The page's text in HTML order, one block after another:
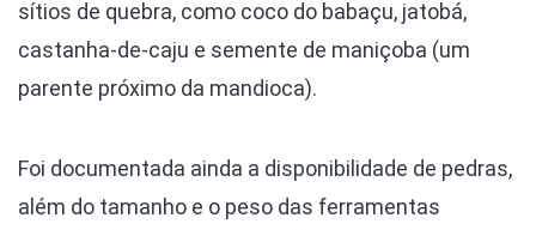
sítios de quebra, como coco do babaçu, jatobá,
castanha-de-caju e semente de maniçoba (um
parente próximo da mandioca).
Foi documentada ainda a disponibilidade de pedras,
além do tamanho e o peso das ferramentas